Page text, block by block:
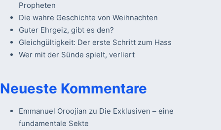
Propheten
Die wahre Geschichte von Weihnachten
Guter Ehrgeiz, gibt es den?
Gleichgültigkeit: Der erste Schritt zum Hass
Wer mit der Sünde spielt, verliert
Neueste Kommentare
Emmanuel Oroojian zu Die Exklusiven – eine
fundamentale Sekte